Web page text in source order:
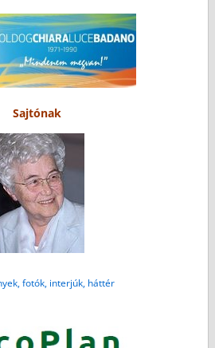
Sajtónak
fotók, interjúk, háttér